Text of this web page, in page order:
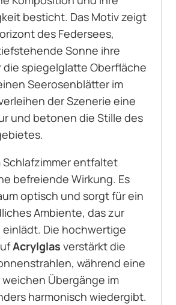
besticht. Das Motiv zeigt
des Federsees,
Sonne ihre
die spiegelglatte Oberfläche
Seerosenblätter im
der Szenerie eine
und betonen die Stille des
Schlafzimmer entfaltet
befreiende Wirkung. Es
optisch und sorgt für ein
Ambiente, das zur
Die hochwertige
Acrylglas verstärkt die
während eine
Übergänge im
harmonisch wiedergibt.